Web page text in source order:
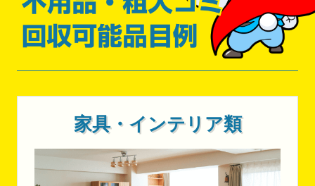
家具・インテリア類